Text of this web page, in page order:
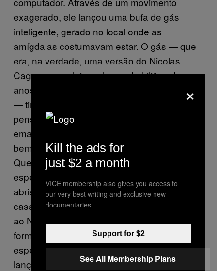
exagerado, ele lançou uma bufa de gás
inteligente, gerado no local onde as
amígdalas costumavam estar. O gás — que
era, na verdade, uma versão do Nicolas
Cage que evoluiu ao longo de biliões de
anos e que agora ocupava outra dimensão
— tinha diferentes noções do tempo e
pensava que poderia ler todo e qualquer
email que alguma vez existisse. Sem saber
bem porquê, ficou preso no Nicolas Cage.
Queria que ele olhasse numa direcção
específica, pensasse na palavra “enviar” e
abrisse a boca, de forma a poder voltar para
casa. O gás tentou passar esta mensagem
ao Nic várias vezes, até aprender a melhor
forma de manipular-lhe o corpo. Por isso,
esperava ser enviado para casa quando se
lançou pela garganta do Nic, mas acabou por
×
Kill the ads for
just $2 a month
VICE membership also gives you access to
our very best writing and exclusive new
documentaries.
Support for $2
See All Membership Plans